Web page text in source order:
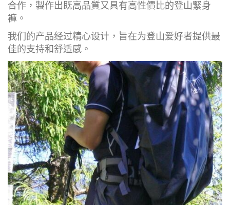
合作，製作出既高品質又具有高性價比的登山緊身
褲。
我们的产品经过精心设计，旨在为登山爱好者提供最
佳的支持和舒适感。